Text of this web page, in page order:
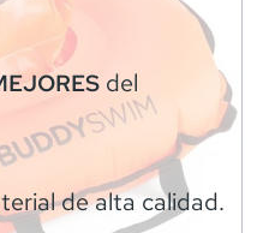
del
de alta calidad.